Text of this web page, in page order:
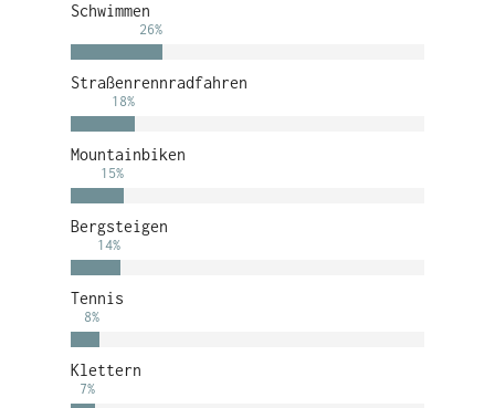
Schwimmen
26%
Straßenrennradfahren
18%
Mountainbiken
15%
Bergsteigen
14%
Tennis
8%
Klettern
7%